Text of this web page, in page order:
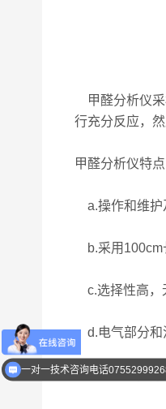
甲醛分析仪采
行充分反应，
甲醛分析仪特点
a.操作和维护
b.采用100cm
c.选择性高，
d.电气部分和
e.仪器时间分
一对一技术咨询电话
优惠活动介绍